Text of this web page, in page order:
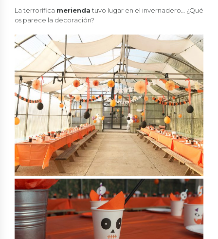
La terrorífica merienda tuvo lugar en el invernadero… ¿Qué
os parece la decoración?